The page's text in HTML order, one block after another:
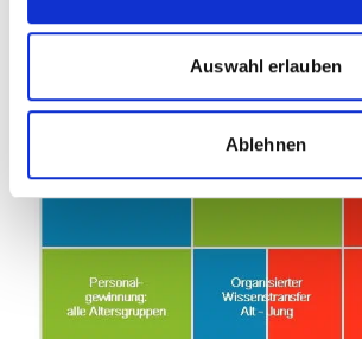
Auswahl erlauben
Ablehnen